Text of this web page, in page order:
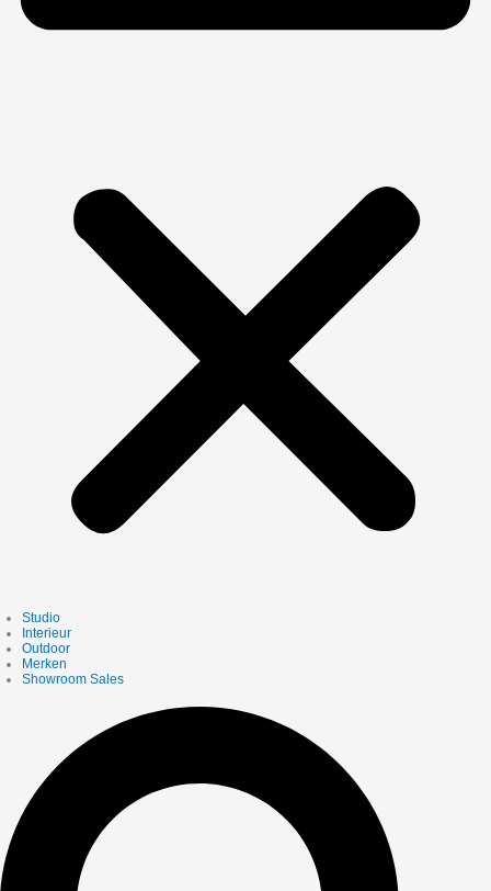
Studio
Interieur
Outdoor
Merken
Showroom Sales